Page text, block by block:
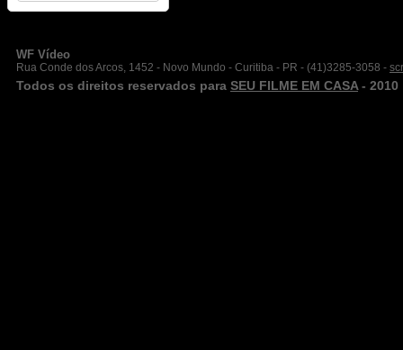
WF Vídeo
Rua Conde dos Arcos, 1452 - Novo Mundo - Curitiba - PR - (41)3285-3058 -
Todos os direitos reservados para SEU FILME EM CASA - 2010